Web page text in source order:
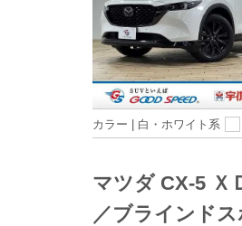
カラー | 白・ホワイト系
マツダ CX-5
／ブラインド